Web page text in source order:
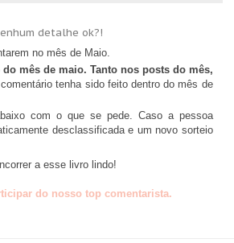
detalhe ok?!
no mês de Maio.
mês de maio. Tanto nos posts do mês,
comentário tenha sido feito dentro do mês de
com o que se pede. Caso a pessoa
desclassificada e um novo sorteio
a esse livro lindo!
do nosso top comentarista.